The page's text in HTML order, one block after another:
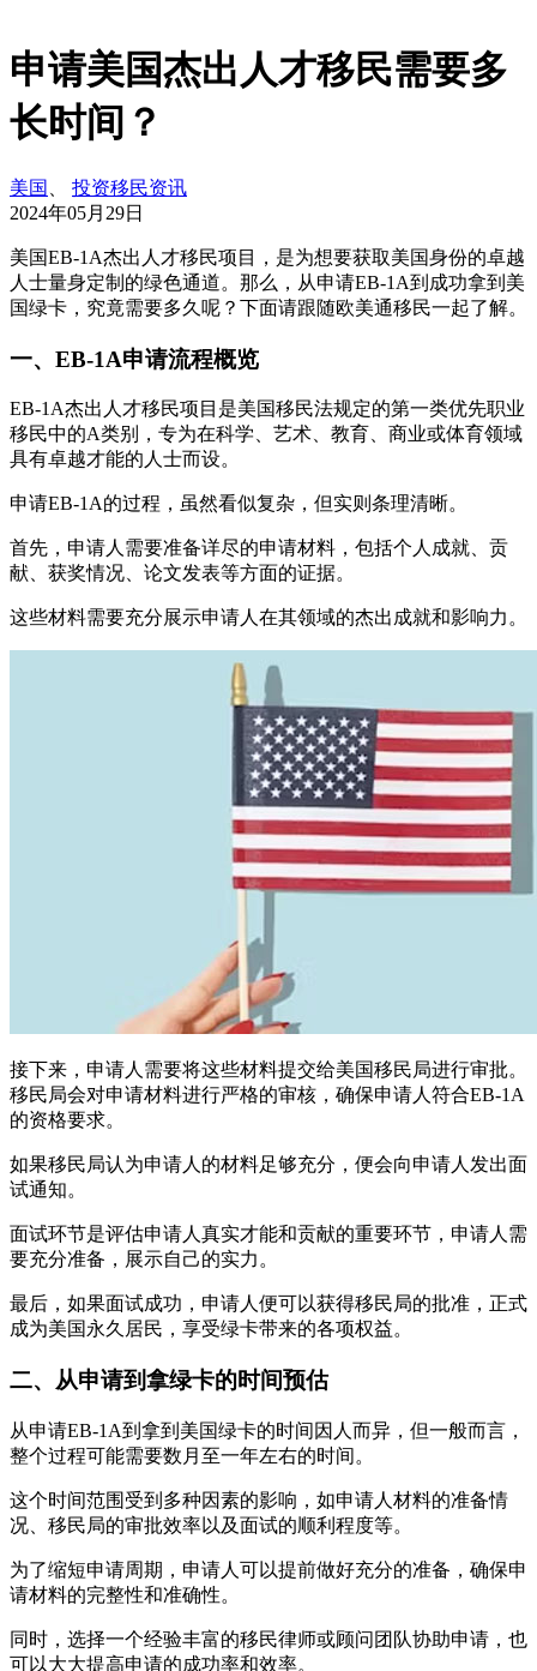
申请美国杰出人才移民需要多
长时间？
美国
投资移民资讯
2024年05月29日
美国EB-1A杰出人才移民项目，是为想要获取美国身份的卓越
人士量身定制的绿色通道。那么，从申请EB-1A到成功拿到美
国绿卡，究竟需要多久呢？下面请跟随欧美通移民一起了解。
一、EB-1A申请流程概览
EB-1A杰出人才移民项目是美国移民法规定的第一类优先职业
移民中的A类别，专为在科学、艺术、教育、商业或体育领域
具有卓越才能的人士而设。
申请EB-1A的过程，虽然看似复杂，但实则条理清晰。
首先，申请人需要准备详尽的申请材料，包括个人成就、贡
献、获奖情况、论文发表等方面的证据。
这些材料需要充分展示申请人在其领域的杰出成就和影响力。
接下来，申请人需要将这些材料提交给美国移民局进行审批。
移民局会对申请材料进行严格的审核，确保申请人符合EB-1A
的资格要求。
如果移民局认为申请人的材料足够充分，便会向申请人发出面
试通知。
面试环节是评估申请人真实才能和贡献的重要环节，申请人需
要充分准备，展示自己的实力。
最后，如果面试成功，申请人便可以获得移民局的批准，正式
成为美国永久居民，享受绿卡带来的各项权益。
二、从申请到拿绿卡的时间预估
从申请EB-1A到拿到美国绿卡的时间因人而异，但一般而言，
整个过程可能需要数月至一年左右的时间。
这个时间范围受到多种因素的影响，如申请人材料的准备情
况、移民局的审批效率以及面试的顺利程度等。
为了缩短申请周期，申请人可以提前做好充分的准备，确保申
请材料的完整性和准确性。
同时，选择一个经验丰富的移民律师或顾问团队协助申请，也
可以大大提高申请的成功率和效率。